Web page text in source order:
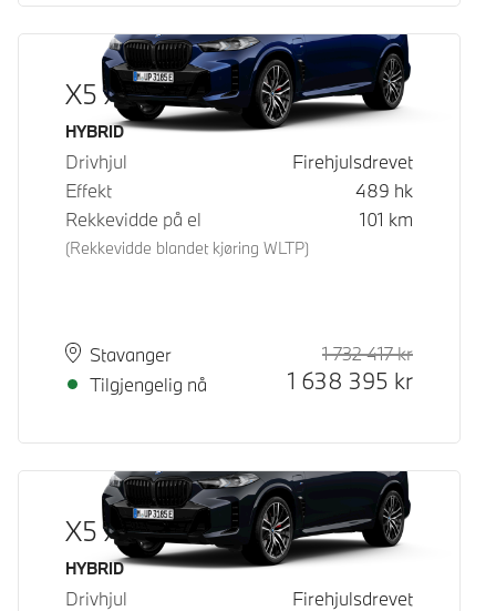
X5 xDrive50e
Drivstoff
HYBRID
Drivhjul
Firehjulsdrevet
Effekt
489 hk
Rekkevidde på el
(Rekkevidde blandet kjøring WLTP)
101 km
PlassStavanger
Leveringstid
Tilgjengelig nå
1 732 417kr
1 638 395 kr
X5 xDrive50e
Drivstoff
HYBRID
Drivhjul
Firehjulsdrevet